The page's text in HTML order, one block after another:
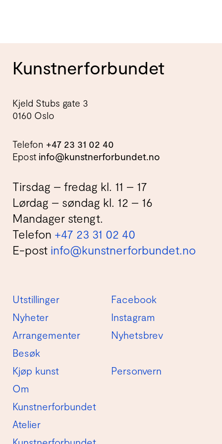
Kunstnerforbundet
Kjeld Stubs gate 3
0160 Oslo
Telefon +47 23 31 02 40
Epost info@kunstnerforbundet.no
Tirsdag – fredag kl. 11 – 17
Lørdag – søndag kl. 12 – 16
Mandager stengt.
Telefon +47 23 31 02 40
E-post info@kunstnerforbundet.no
Utstillinger
Nyheter
Arrangementer
Besøk
Kjøp kunst
Om
Kunstnerforbundet
Atelier
Facebook
Instagram
Nyhetsbrev
Personvern